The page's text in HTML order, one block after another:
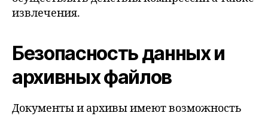
извлечения.
Безопасность данных и
архивных файлов
Документы и архивы имеют возможность